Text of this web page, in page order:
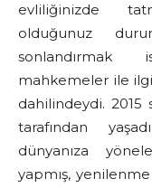
evliliğinizde
olduğunuz
sonlandırmak
mahkemeler ile
dahilindeydi. 2015
tarafından
dünyanıza
yapmış,